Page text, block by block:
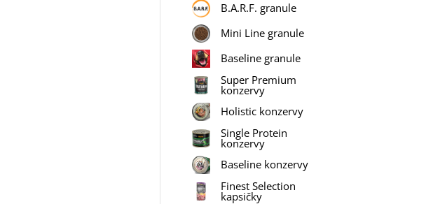
B.A.R.F. granule
Mini Line granule
Baseline granule
Super Premium
konzervy
Holistic konzervy
Single Protein
konzervy
Baseline konzervy
Finest Selection
kapsičky